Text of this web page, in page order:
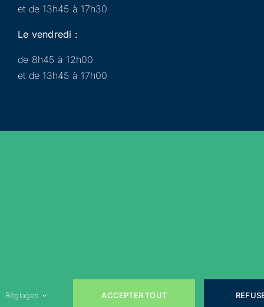
et de 13h45 à 17h30
Le vendredi :
de 8h45 à 12h00
et de 13h45 à 17h00
Réglages ACCEPTER TOUT